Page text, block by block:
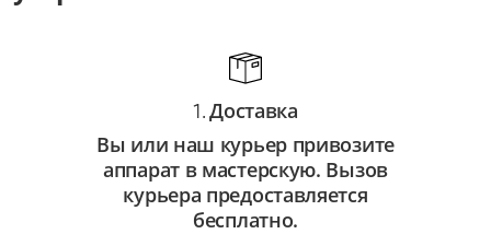
от 750 ₽
Ремонт автофокуса
от 2 250 ₽
Замена объектива
1.Доставка
Вы или наш курьер привозите
аппарат в мастерскую. Вызов
курьера предоставляется
бесплатно.